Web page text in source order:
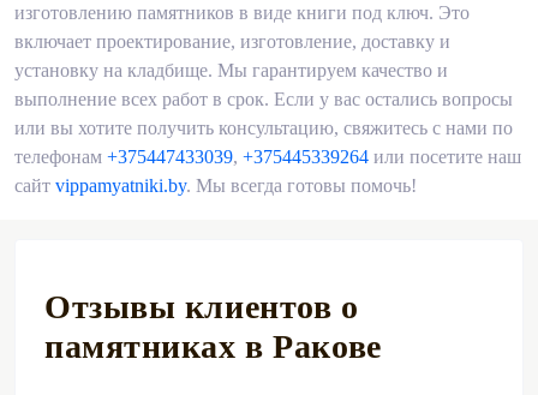
изготовлению памятников в виде книги под ключ. Это
включает проектирование, изготовление, доставку и
установку на кладбище. Мы гарантируем качество и
выполнение всех работ в срок. Если у вас остались вопросы
или вы хотите получить консультацию, свяжитесь с нами по
телефонам +375447433039, +375445339264 или посетите наш
сайт vippamyatniki.by. Мы всегда готовы помочь!
Отзывы клиентов о
памятниках в Ракове